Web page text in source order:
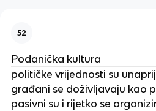
52
Podanička kultura
političke vrijednosti su
građani se doživljavaju kao
pasivni su i rijetko se